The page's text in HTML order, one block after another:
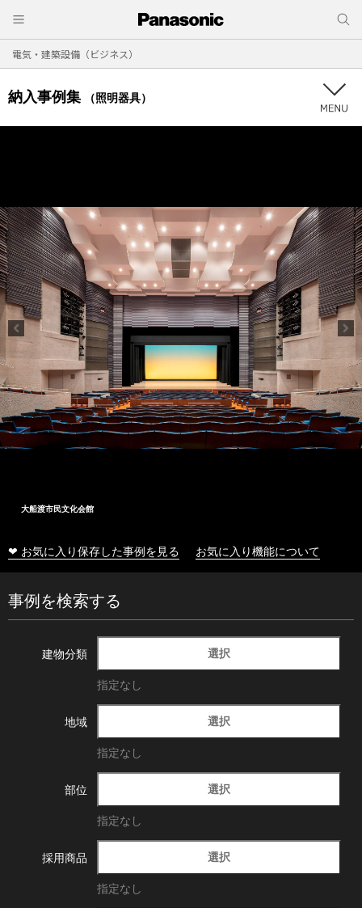
電気・建築設備（ビジネス）
納入事例集 （照明器具）
大船渡市民文化会館
❤ お気に入り保存した事例を見る お気に入り機能について
事例を検索する
建物分類 選択
指定なし
地域 選択
指定なし
部位 選択
指定なし
採用商品 選択
指定なし